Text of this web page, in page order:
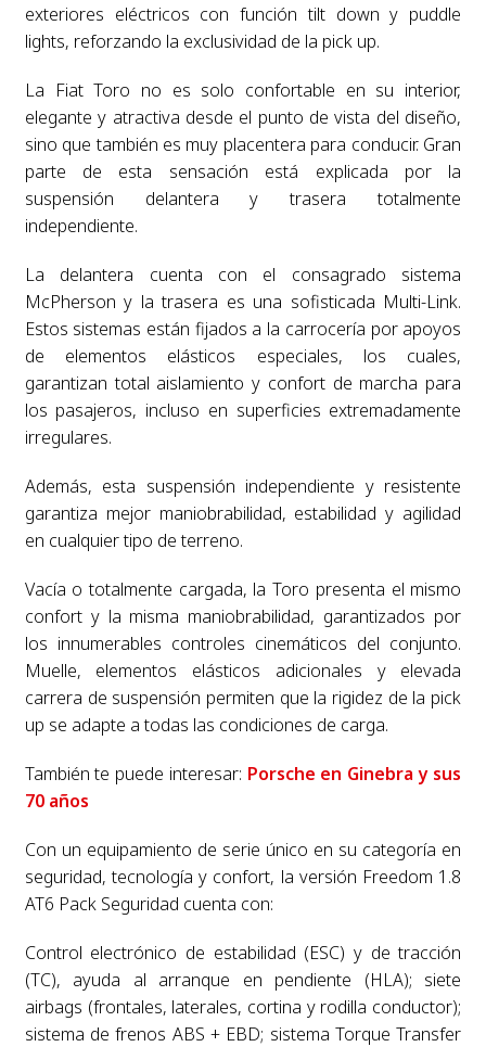
exteriores eléctricos con función tilt down y puddle
lights, reforzando la exclusividad de la pick up.
La Fiat Toro no es solo confortable en su interior,
elegante y atractiva desde el punto de vista del diseño,
sino que también es muy placentera para conducir. Gran
parte de esta sensación está explicada por la
suspensión delantera y trasera totalmente
independiente.
La delantera cuenta con el consagrado sistema
McPherson y la trasera es una sofisticada Multi-Link.
Estos sistemas están fijados a la carrocería por apoyos
de elementos elásticos especiales, los cuales,
garantizan total aislamiento y confort de marcha para
los pasajeros, incluso en superficies extremadamente
irregulares.
Además, esta suspensión independiente y resistente
garantiza mejor maniobrabilidad, estabilidad y agilidad
en cualquier tipo de terreno.
Vacía o totalmente cargada, la Toro presenta el mismo
confort y la misma maniobrabilidad, garantizados por
los innumerables controles cinemáticos del conjunto.
Muelle, elementos elásticos adicionales y elevada
carrera de suspensión permiten que la rigidez de la pick
up se adapte a todas las condiciones de carga.
También te puede interesar: Porsche en Ginebra y sus
70 años
Con un equipamiento de serie único en su categoría en
seguridad, tecnología y confort, la versión Freedom 1.8
AT6 Pack Seguridad cuenta con:
Control electrónico de estabilidad (ESC) y de tracción
(TC), ayuda al arranque en pendiente (HLA); siete
airbags (frontales, laterales, cortina y rodilla conductor);
sistema de frenos ABS + EBD; sistema Torque Transfer